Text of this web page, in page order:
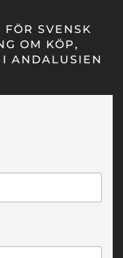
SVENSK
OM KÖP,
I ANDALUSIEN